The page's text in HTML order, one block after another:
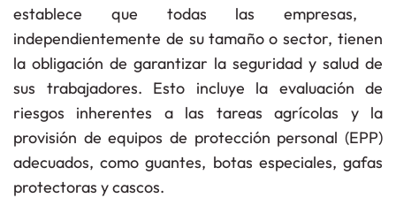
establece que todas las empresas,
independientemente de su tamaño o sector, tienen
la obligación de garantizar la seguridad y salud de
sus trabajadores. Esto incluye la evaluación de
riesgos inherentes a las tareas agrícolas y la
provisión de equipos de protección personal (EPP)
adecuados, como guantes, botas especiales, gafas
protectoras y cascos.